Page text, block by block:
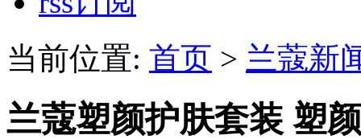
当前位置: 首页 > 兰蔻新
兰蔻塑颜护肤套装 塑